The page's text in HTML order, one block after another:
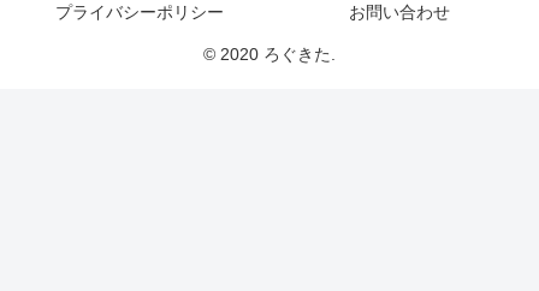
プライバシーポリシー お問い合わせ
© 2020 ろぐきた.